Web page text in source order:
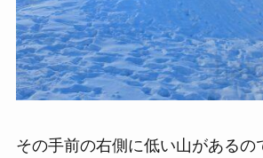
その手前の右側に低い山があるの